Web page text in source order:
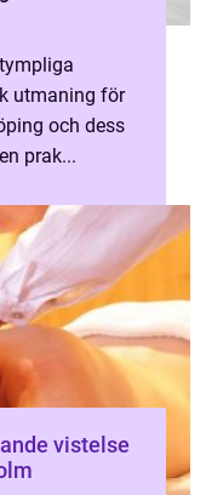
utmaning för
och dess
prak...
vistelse